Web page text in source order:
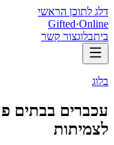
דלג לתוכן הראשי
Gifted·Online
ביתבלוגצור קשר
בלוג
עכברים בבתים
לצמיתות